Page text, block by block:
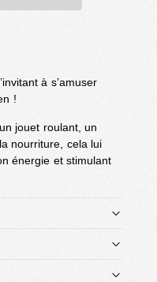
à s’amuser
!
jouet roulant, un
nourriture, cela lui
énergie et stimulant